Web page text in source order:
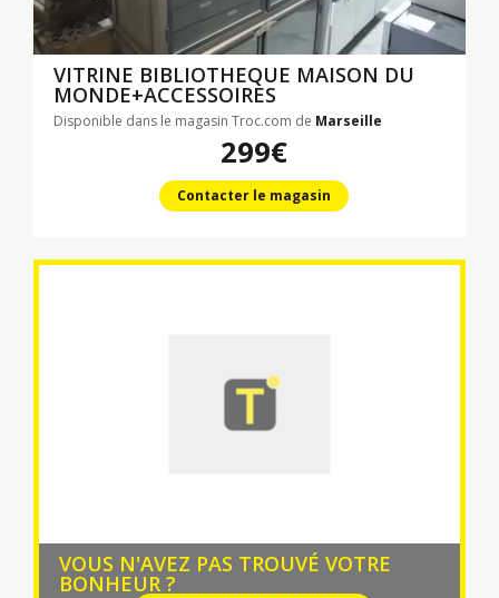
VITRINE BIBLIOTHEQUE MAISON DU
MONDE+ACCESSOIRES
Disponible dans le magasin Troc.com de Marseille
299€
Contacter le magasin
VOUS N'AVEZ PAS TROUVÉ VOTRE
BONHEUR ?